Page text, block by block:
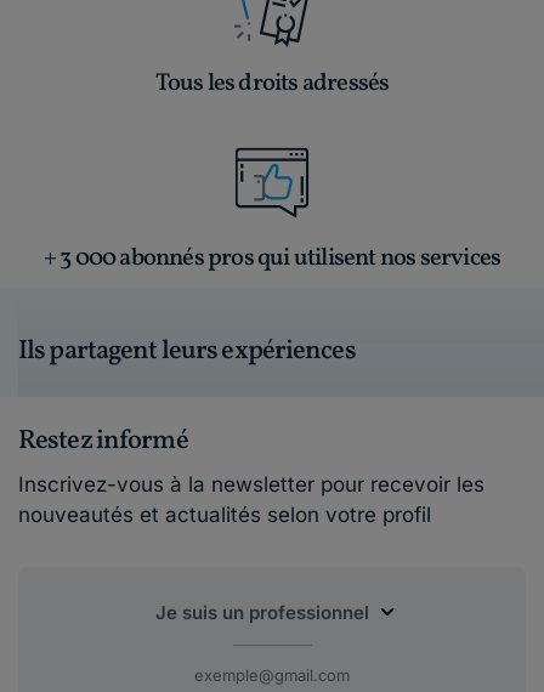
Tous les droits adressés
+ 3 000 abonnés pros qui utilisent nos services
Ils partagent leurs expériences
Restez informé
Inscrivez-vous à la newsletter pour recevoir les
nouveautés et actualités selon votre profil